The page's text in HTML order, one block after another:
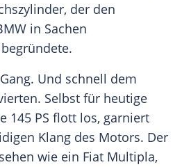
der den
in Sachen
Und schnell dem
Selbst für heutige
145 PS flott los, garniert
Klang des Motors. Der
wie ein Fiat Multipla,